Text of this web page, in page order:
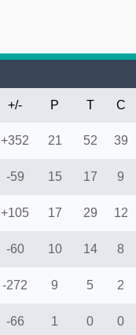
+/- P T C
+352 21 52 39
-59 15 17 9
+105 17 29 12
-60 10 14 8
-272 9 5 2
-66 1 0 0